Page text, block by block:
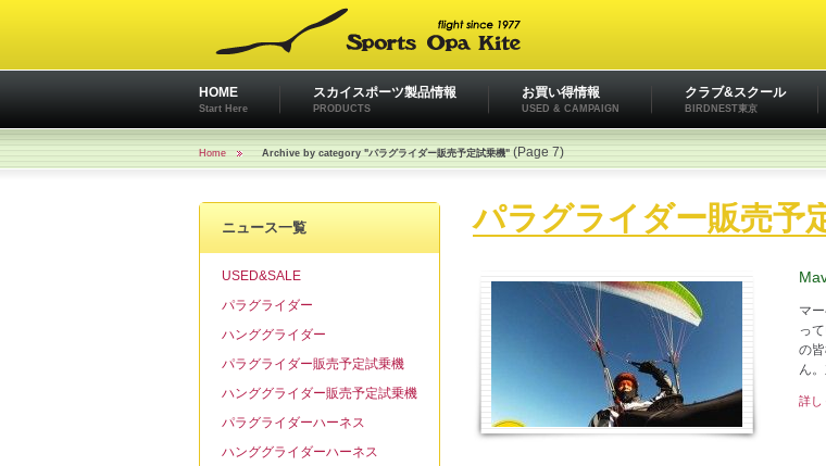
HOME
Start Here
スカイスポーツ製品情報
PRODUCTS
お買い得情報
USED & CAMPAIGN
クラブ&スクール
BIRDNEST東京
Home Archive by category "パラグライダー販売予定試乗機" (Page 7)
ニュース一覧
USED&SALE
パラグライダー
ハンググライダー
パラグライダー販売予定試乗機
ハンググライダー販売予定試乗機
パラグライダーハーネス
ハンググライダーハーネス
パラグライダー販売予
マ
っ
の
ん
詳し